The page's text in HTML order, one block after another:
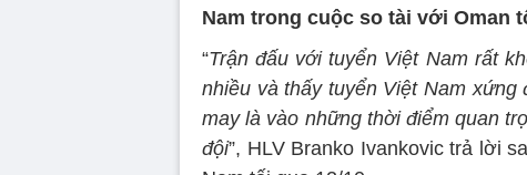
Nam trong cuộc so tài với Oman
“Trận đấu với tuyển Việt Nam rất
nhiều và thấy tuyển Việt Nam
may là vào những thời điểm quan
đội”, HLV Branko Ivankovic trả lời